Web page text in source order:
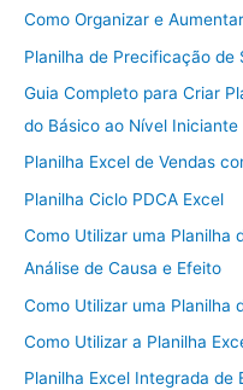
Como Organizar e
Planilha de Precificação de
Guia Completo para Criar
do Básico ao Nível Iniciante
Planilha Excel de Vendas
Planilha Ciclo PDCA Excel
Como Utilizar uma Planilha
Análise de Causa e Efeito
Como Utilizar uma Planilha
Como Utilizar a Planilha
Planilha Excel Integrada de